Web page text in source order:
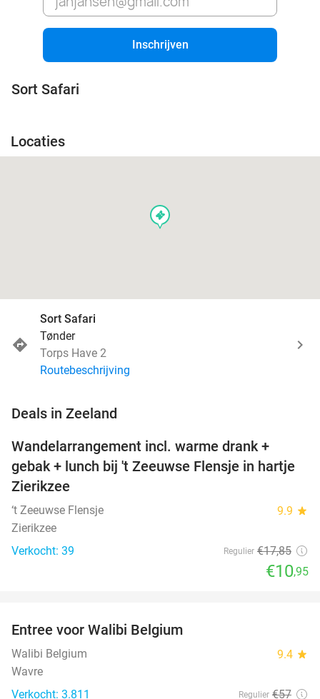
Inschrijven
Sort Safari
Locaties
events
Sort Safari
Tønder
Torps Have 2
Routebeschrijving
Deals in Zeeland
TODAY
Wandelarrangement incl. warme drank +
gebak + lunch bij 't Zeeuwse Flensje in hartje
Zierikzee
‘t Zeeuwse Flensje 9.9 star
Zierikzee
Verkocht: 39
Regulier €17,85
€10,95
Entree voor Walibi Belgium
Walibi Belgium 9.4 star
Wavre
Verkocht: 3.811
Regulier €57